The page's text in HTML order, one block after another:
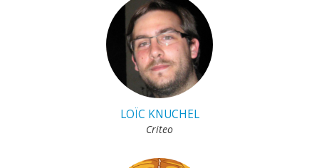
LOÏC KNUCHEL
Criteo